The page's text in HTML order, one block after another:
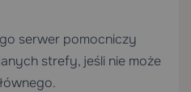
serwer pomocniczy
strefy, jeśli nie może